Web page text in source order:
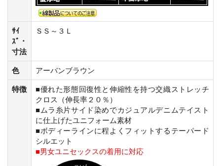
ｻｲ
ｽﾞ・
寸法
ＳＳ～３Ｌ
色 アーバンブラウン
特徴
■優れた形態回復性と伸縮性を持つ交織ストレッチ
クロス（伸長率２０％）
■ムラ糸片サイド染めでカジュアルデニムテイスト
に仕上げたユニフォーム素材
■ボディーラインに程よくフィットするテーパード
シルエット
■男女ユニセックスの着用に対応